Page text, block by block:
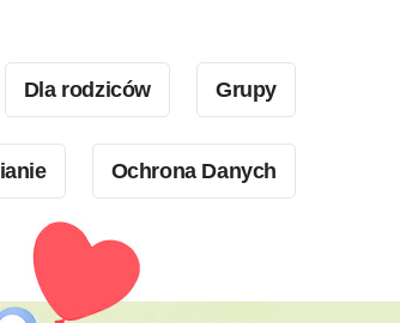
Dla rodziców Grupy
Ochrona Danych